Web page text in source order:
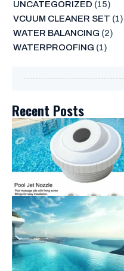
UNCATEGORIZED (15)
VCUUM CLEANER SET (1)
WATER BALANCING (2)
WATERPROOFING (1)
Recent Posts